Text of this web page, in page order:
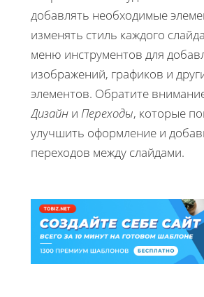
добавлять необходимые
изменять стиль каждого
меню инструментов для
изображений, графиков и
элементов. Обратите
Дизайн и Переходы, которые
улучшить оформление и
переходов между слайдами.